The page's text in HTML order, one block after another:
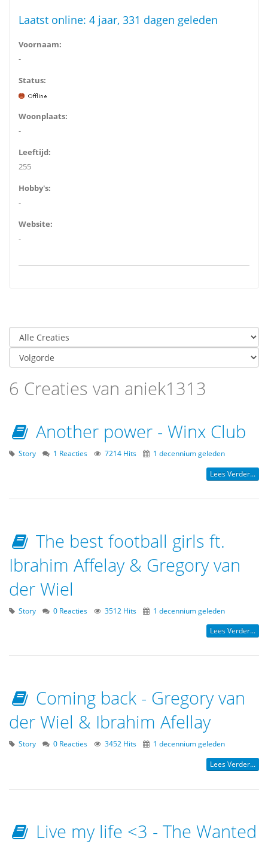
Laatst online: 4 jaar, 331 dagen geleden
Voornaam:
-
Status:
Woonplaats:
-
Leeftijd:
255
Hobby's:
-
Website:
-
6 Creaties van aniek1313
Another power - Winx Club
Story 1 Reacties 7214 Hits 1 decennium geleden
Lees Verder...
The best football girls ft.
Ibrahim Affelay & Gregory van
der Wiel
Story 0 Reacties 3512 Hits 1 decennium geleden
Lees Verder...
Coming back - Gregory van
der Wiel & Ibrahim Afellay
Story 0 Reacties 3452 Hits 1 decennium geleden
Lees Verder...
Live my life <3 - The Wanted